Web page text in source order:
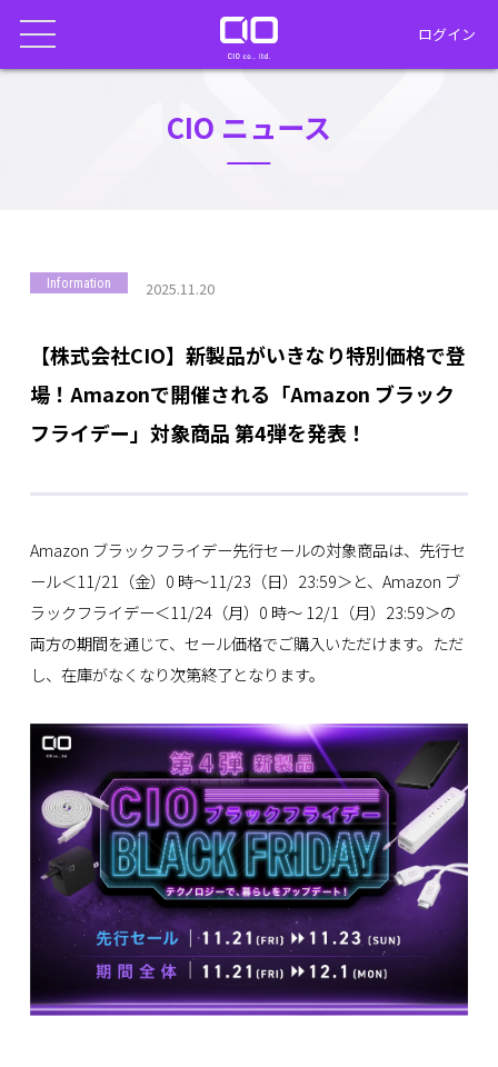
ログイン
CIO ニュース
Information 2025.11.20
【株式会社CIO】新製品がいきなり特別価格で登
場！Amazonで開催される「Amazon ブラック
フライデー」対象商品 第4弾を発表！
Amazon ブラックフライデー先行セールの対象商品は、先行セ
ール＜11/21（金）0 時～11/23（日）23:59＞と、Amazon ブ
ラックフライデー＜11/24（月）0 時～ 12/1（月）23:59＞の
両方の期間を通じて、セール価格でご購入いただけます。ただ
し、在庫がなくなり次第終了となります。